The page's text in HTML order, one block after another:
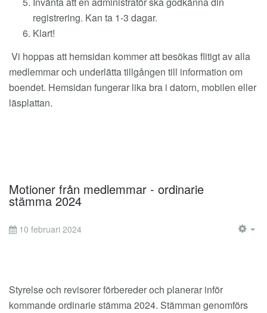
registrering. Kan ta 1-3 dagar.
Klart!
Vi hoppas att hemsidan kommer att besökas flitigt av alla
medlemmar och underlätta tillgången till information om
boendet. Hemsidan fungerar lika bra i datorn, mobilen eller
läsplattan.
Motioner från medlemmar - ordinarie
stämma 2024
10 februari 2024
Styrelse och revisorer förbereder och planerar inför
kommande ordinarie stämma 2024. Stämman genomförs